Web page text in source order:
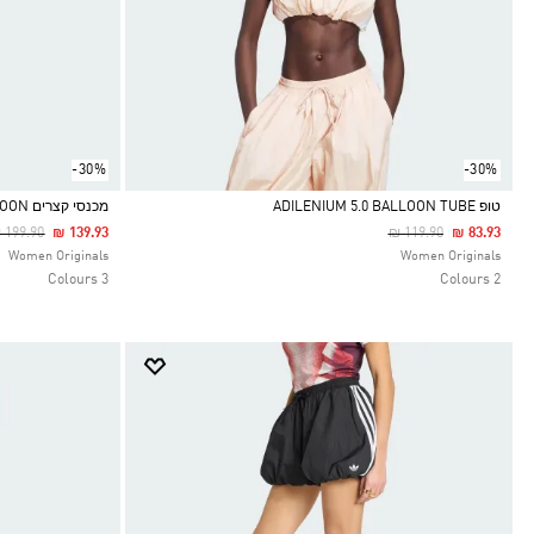
-30%
Selected
טופ ADILENIUM 5.0 BALLOON TUBE
Price Reduced From
₪ 119.90To₪ 83.93
Women Originals
2 Colours
-30%
Selected
מכנסי קצרים ADILENIUM 5.0 BALLOON
Reduced From
To₪ 139.93
Women Originals
3 Colours